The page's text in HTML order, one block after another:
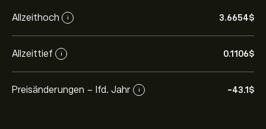
Allzeithoch i 3.6654‎$‎
Allzeittief i 0.1106‎$‎
Preisänderungen - lfd. Jahr i -43.1‎$‎